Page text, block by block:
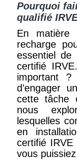
Pourquoi
qualifié
En matière
recharge
essentiel
certifié
important
d’engager
cette tâche
nous
lesquelles
en
certifié IRVE
vous